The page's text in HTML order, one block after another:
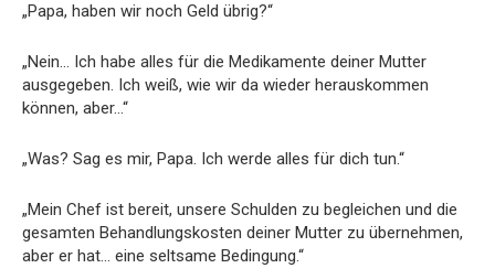
„Papa, haben wir noch Geld übrig?“
„Nein… Ich habe alles für die Medikamente deiner Mutter
ausgegeben. Ich weiß, wie wir da wieder herauskommen
können, aber…“
„Was? Sag es mir, Papa. Ich werde alles für dich tun.“
„Mein Chef ist bereit, unsere Schulden zu begleichen und die
gesamten Behandlungskosten deiner Mutter zu übernehmen,
aber er hat… eine seltsame Bedingung.“